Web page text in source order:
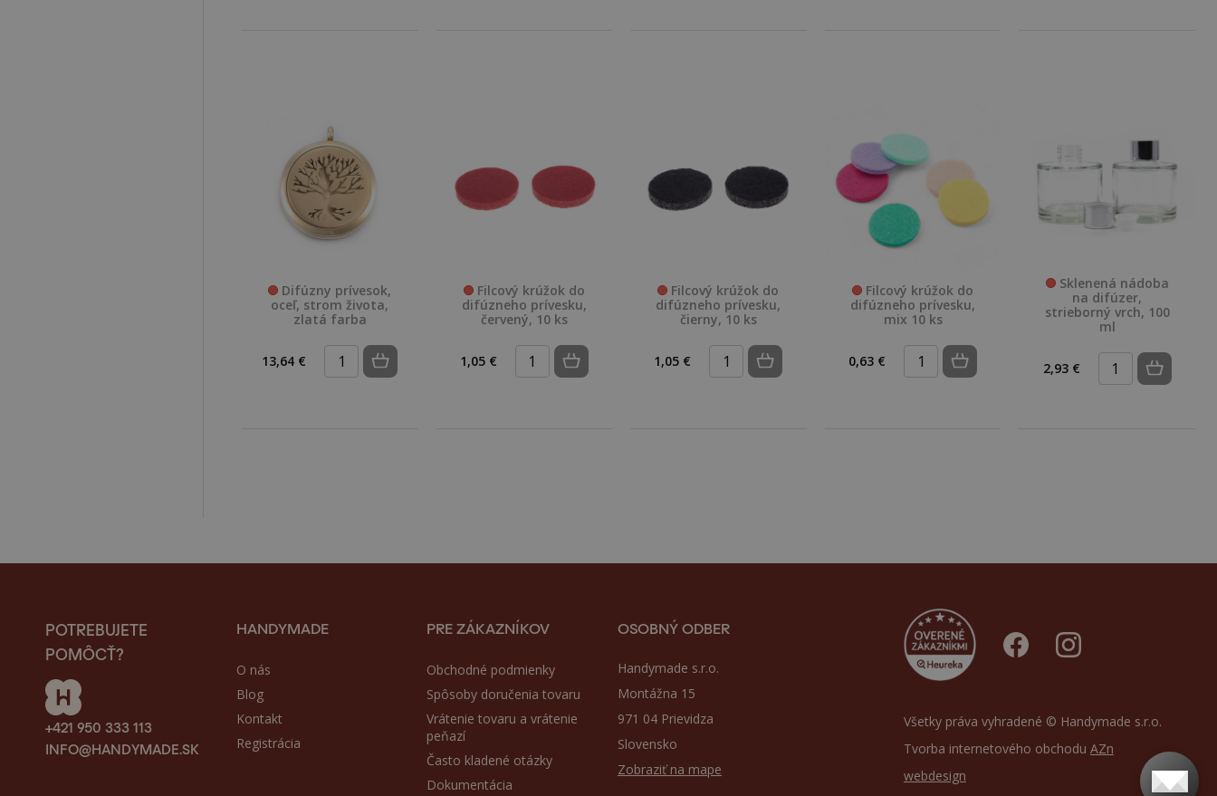
Difúzny prívesok,
oceľ, strom života,
zlatá farba
13,64 €
Filcový krúžok do
difúzneho prívesku,
červený, 10 ks
1,05 €
Filcový krúžok do
difúzneho prívesku,
čierny, 10 ks
1,05 €
Filcový krúžok do
difúzneho prívesku,
mix 10 ks
0,63 €
Sklenená nádoba
na difúzer,
strieborný vrch, 100
ml
2,93 €
POTREBUJETE
POMÔCŤ?
+421 950 333 113
INFO@HANDYMADE.SK
HANDYMADE
O nás
Blog
Kontakt
Registrácia
PRE ZÁKAZNÍKOV
Obchodné podmienky
Spôsoby doručenia tovaru
Vrátenie tovaru a vrátenie
peňazí
Často kladené otázky
Dokumentácia
OSOBNÝ ODBER
Handymade s.r.o.
Montážna 15
971 04 Prievidza
Slovensko
Zobraziť na mape
Všetky práva vyhradené © Handymade s.r.o.
Tvorba internetového obchodu AZn
webdesign